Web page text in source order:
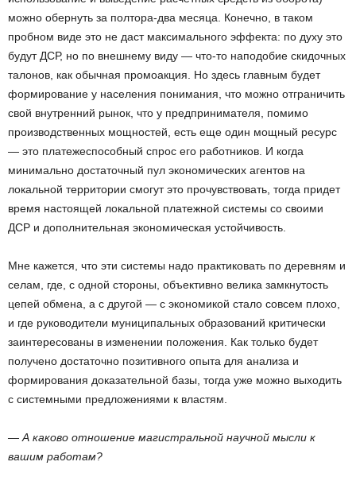
можно обернуть за полтора-два месяца. Конечно, в таком
пробном виде это не даст максимального эффекта: по духу это
будут ДСР, но по внешнему виду — что-то наподобие скидочных
талонов, как обычная промоакция. Но здесь главным будет
формирование у населения понимания, что можно отграничить
свой внутренний рынок, что у предпринимателя, помимо
производственных мощностей, есть еще один мощный ресурс
— это платежеспособный спрос его работников. И когда
минимально достаточный пул экономических агентов на
локальной территории смогут это прочувствовать, тогда придет
время настоящей локальной платежной системы со своими
ДСР и дополнительная экономическая устойчивость.
Мне кажется, что эти системы надо практиковать по деревням и
селам, где, с одной стороны, объективно велика замкнутость
цепей обмена, а с другой — с экономикой стало совсем плохо,
и где руководители муниципальных образований критически
заинтересованы в изменении положения. Как только будет
получено достаточно позитивного опыта для анализа и
формирования доказательной базы, тогда уже можно выходить
с системными предложениями к властям.
— А каково отношение магистральной научной мысли к
вашим работам?